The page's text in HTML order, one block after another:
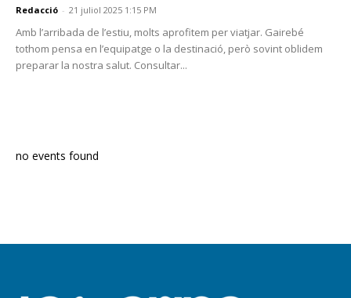
Redacció - 21 juliol 2025 1:15 PM
Amb l’arribada de l’estiu, molts aprofitem per viatjar. Gairebé
tothom pensa en l’equipatge o la destinació, però sovint oblidem
preparar la nostra salut. Consultar...
no events found